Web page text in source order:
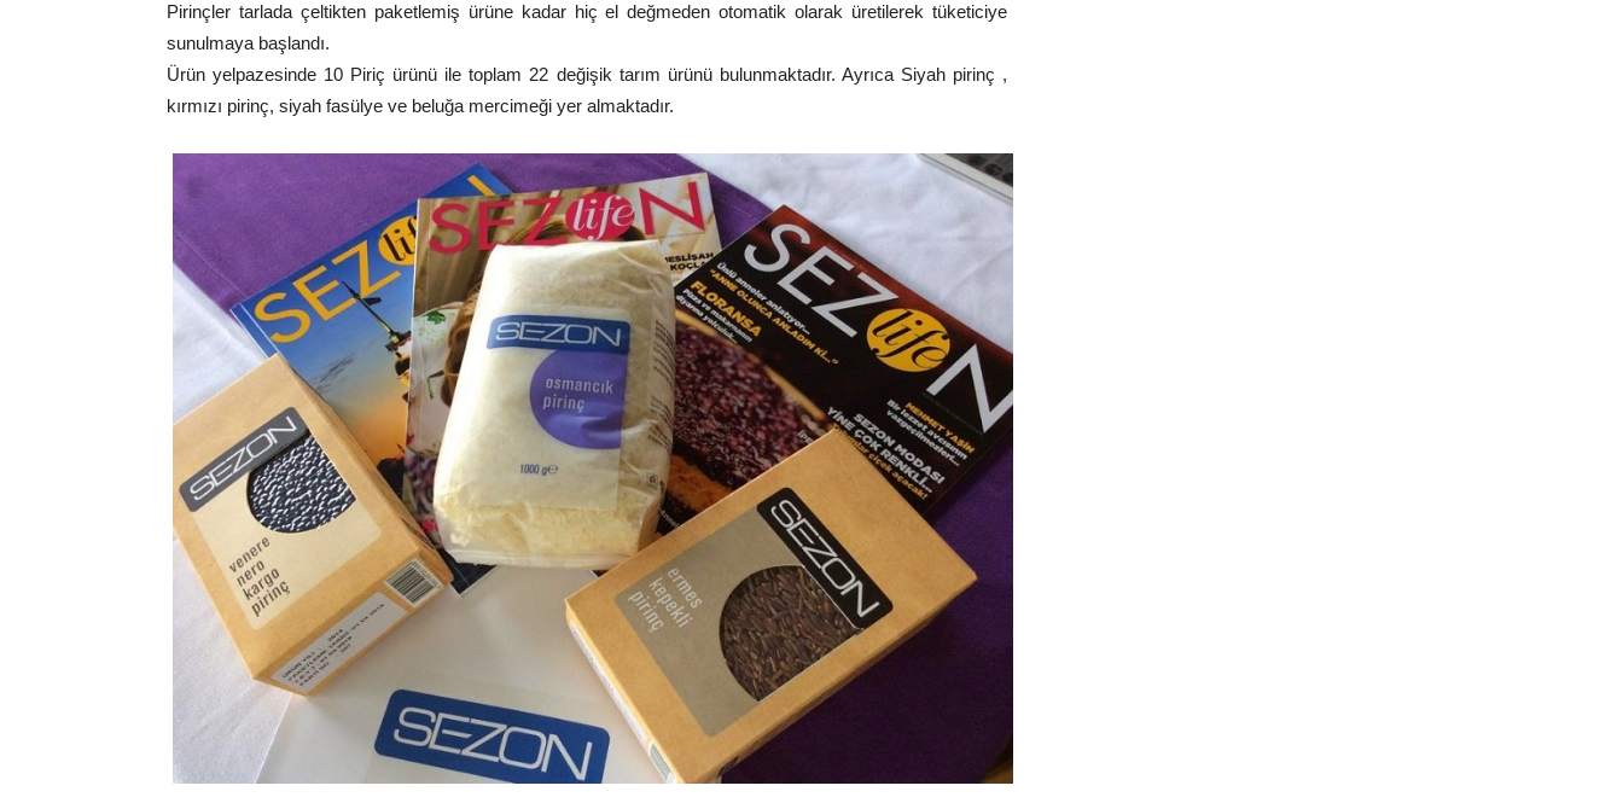
Pirinçler tarlada çeltikten paketlemiş ürüne kadar hiç el değmeden otomatik olarak üretilerek tüketiciye
sunulmaya başlandı.
Ürün yelpazesinde 10 Piriç ürünü ile toplam 22 değişik tarım ürünü bulunmaktadır. Ayrıca Siyah pirinç ,
kırmızı pirinç, siyah fasülye ve beluğa mercimeği yer almaktadır.